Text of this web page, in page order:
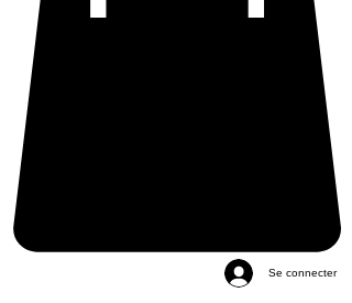
Se connecter